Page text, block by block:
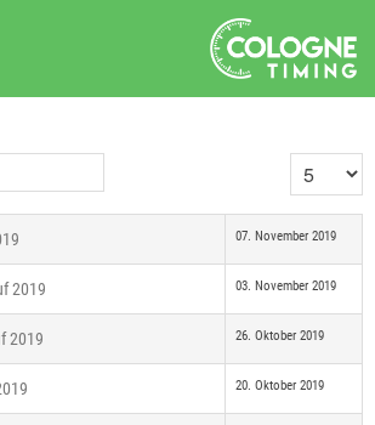
Anzeige #
07. November 2019
2019 03. November 2019
2019 26. Oktober 2019
20. Oktober 2019